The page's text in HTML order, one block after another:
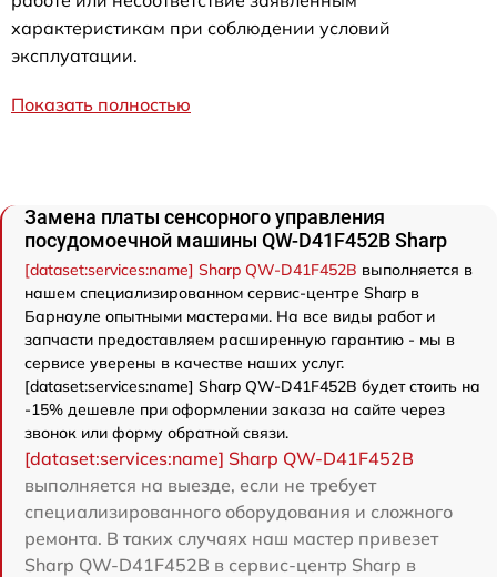
характеристикам при соблюдении условий
эксплуатации.
Показать полностью
Замена платы сенсорного управления
посудомоечной машины QW-D41F452B Sharp
[dataset:services:name] Sharp QW-D41F452B выполняется в
нашем специализированном сервис-центре Sharp в
Барнауле опытными мастерами. На все виды работ и
запчасти предоставляем расширенную гарантию - мы в
сервисе уверены в качестве наших услуг.
[dataset:services:name] Sharp QW-D41F452B будет стоить на
-15% дешевле при оформлении заказа на сайте через
звонок или форму обратной связи.
[dataset:services:name] Sharp QW-D41F452B
выполняется на выезде, если не требует
специализированного оборудования и сложного
ремонта. В таких случаях наш мастер привезет
Sharp QW-D41F452B в сервис-центр Sharp в